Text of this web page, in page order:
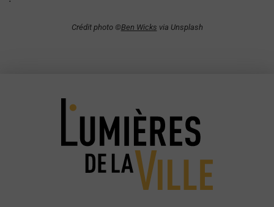
Crédit photo ©Ben Wicks via Unsplash